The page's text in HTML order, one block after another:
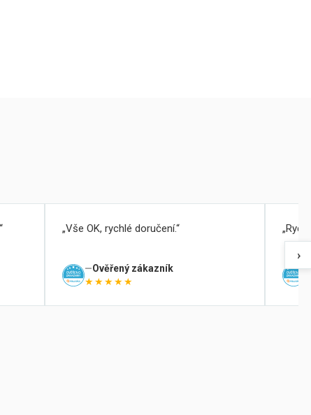
Vše OK, rychlé doručení.
Ověřený zákazník
★★★★★
›